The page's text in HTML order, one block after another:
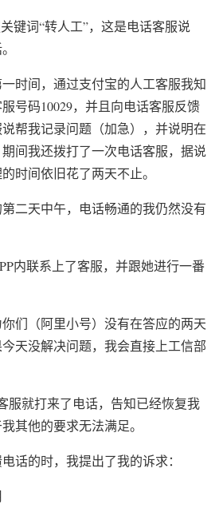
键词“转人工”，这是电话客服说
时间，通过支付宝的人工客服我知
号码10029，并且向电话客服反馈
帮我记录问题（加急），并说明在
间我还拨打了一次电话客服，据说
时间依旧花了两天不止。
二天中午，电话畅通的我仍然没有
内联系上了客服，并跟她进行一番
们（阿里小号）没有在答应的两天
天没解决问题，我会直接上工信部
服就打来了电话，告知已经恢复我
其他的要求无法满足。
话的时，我提出了我的诉求：